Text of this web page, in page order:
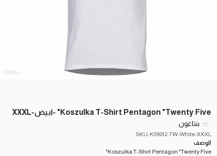
Koszulka T-Shirt Pentagon "Twenty Five" -ابيض-XXXL
بنتاغون
SKU: K09012-TW-White-XXXL
الوصف
Koszulka T-Shirt Pentagon "Twenty Five"